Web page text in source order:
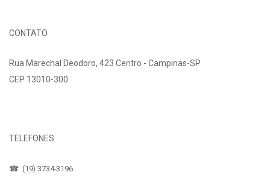
CONTATO
Rua Marechal Deodoro, 423 Centro - Campinas-SP
CEP 13010-300.
TELEFONES
☎ (19) 3734-3196